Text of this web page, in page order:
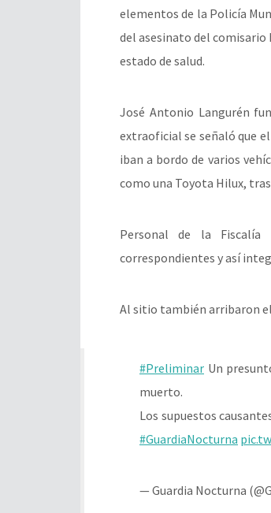
elementos de la Policía
del asesinato del comisario
estado de salud.
José Antonio Langurén
extraoficial se señaló que
iban a bordo de varios
como una Toyota Hilux,
Personal de la
correspondientes y así
Al sitio también arribaron
#Preliminar Un
muerto.
Los supuestos
#GuardiaNocturna
— Guardia Nocturna